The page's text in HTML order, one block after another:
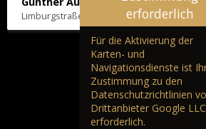
Limburgstraße 39, 57319 Bad Berleburg
erforderlich
Für die Aktivierung der
Karten- und
Navigationsdienste ist
Zustimmung zu den
Datenschutzrichtlinien
Drittanbieter Google LLC
erforderlich.